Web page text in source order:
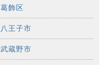
葛飾区
八王子市
武蔵野市